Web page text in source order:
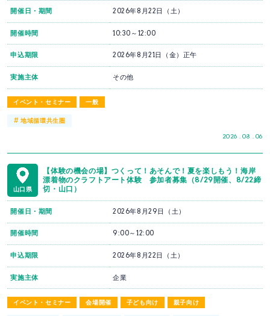
イベント・セミナー 一般
2026 . 08 . 06
開催日・期間 2026年8月22日（土）
開催時間 10:30～12:00
申込期限 2026年8月21日（金）正午
実施主体 その他
#地域循環共生圏
山口県
【体験の機会の場】つくって！あそんで！夏を楽しもう！海岸
漂着物のクラフトアート体験 参加者募集（8/29開催、8/22締
切・山口）
イベント・セミナー 会場開催 子ども向け 親子向け
開催日・期間 2026年8月29日（土）
開催時間 9:00～12:00
申込期限 2026年8月22日（土）
実施主体 企業